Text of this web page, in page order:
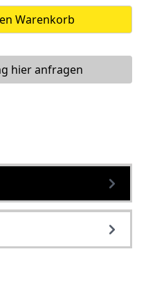
Warenkorb
hier anfragen